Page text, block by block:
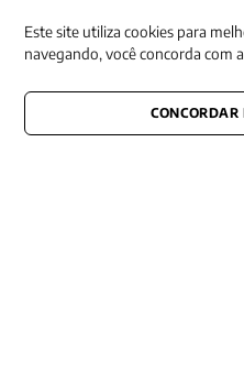
CONECTE-SE CONOSCO
Este site utiliza cookies para
navegando, você concorda com